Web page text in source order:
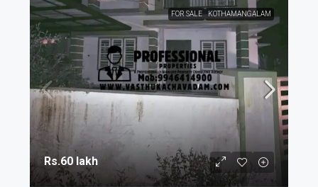
FOR SALE KOTHAMANGALAM
Rs.60 lakh